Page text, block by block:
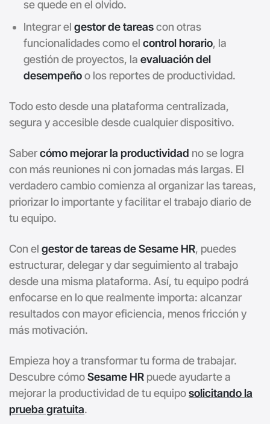
se quede en el olvido.
Integrar el gestor de tareascon otras
funcionalidades como el control horario, la
gestión de proyectos, la evaluación del
desempeñoo los reportes de productividad.
Todo esto desde una plataforma centralizada,
segura y accesible desde cualquier dispositivo.
Sabercómo mejorar la productividad no se logra
con más reuniones ni con jornadas más largas. El
verdadero cambio comienza al organizar las tareas,
priorizar lo importante y facilitar el trabajo diario de
tu equipo.
Con el gestor de tareas de Sesame HR, puedes
estructurar, delegar y dar seguimiento al trabajo
desde una misma plataforma. Así, tu equipo podrá
enfocarse en lo que realmente importa: alcanzar
resultados con mayor eficiencia, menos fricción y
más motivación.
Empieza hoy a transformar tu forma de trabajar.
Descubre cómoSesame HR puede ayudarte a
mejorar la productividad de tu equiposolicitando la
prueba gratuita.